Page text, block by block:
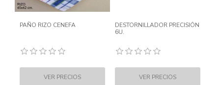
PAÑO RIZO CENEFA
DESTORNILLADOR PRECISIÓN
6U.